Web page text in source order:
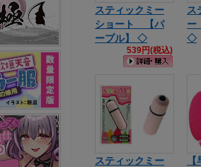
スティックミー
ショート 【パ
ープル】 ◇
539円(税込)
ス
ー
◇
スティックミー